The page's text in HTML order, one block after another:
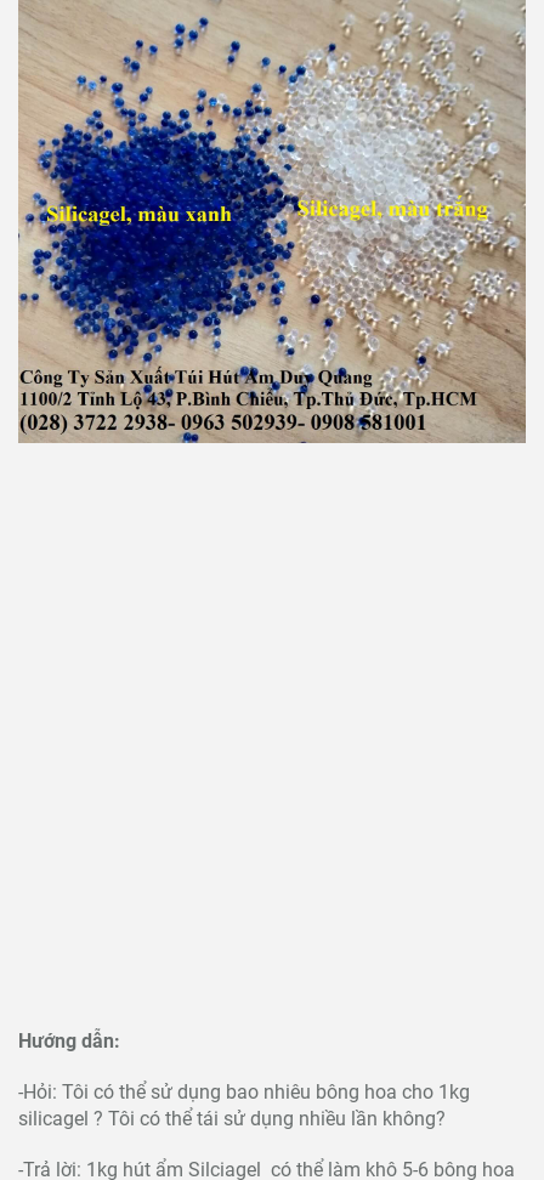
Hướng dẫn:
-Hỏi: Tôi có thể sử dụng bao nhiêu bông hoa cho 1kg
silicagel ? Tôi có thể tái sử dụng nhiều lần không?
-Trả lời: 1kg hút ẩm Silciagel có thể làm khô 5-6 bông hoa